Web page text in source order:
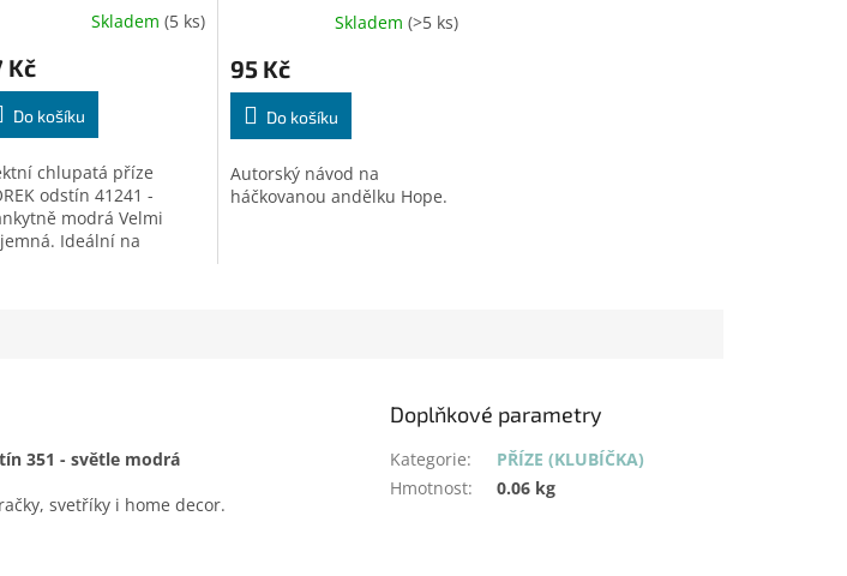
Skladem (5 ks)
Kč
Do košíku
chlupatá příze
odstín 41241 -
modrá Velmi
Ideální na
Skladem(>5 ks)
95 Kč
Do košíku
Autorský návod na
háčkovanou andělku Hope.
351 - světle modrá
svetříky i home decor.
Doplňkové parametry
Kategorie:
PŘÍZE (KLUBÍČKA)
Hmotnost: 0.06 kg